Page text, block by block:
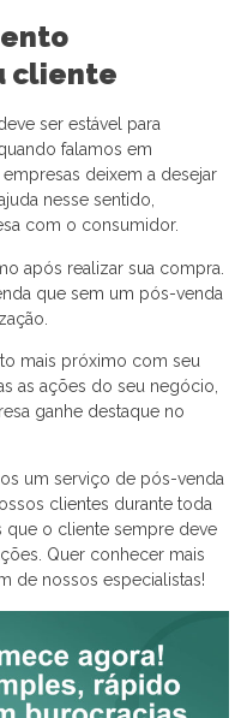
cliente
ser estável para
falamos em
deixem a desejar
nesse sentido,
com o consumidor.
após realizar sua compra.
que sem um pós-venda
mais próximo com seu
as ações do seu negócio,
ganhe destaque no
um serviço de pós-venda
clientes durante toda
que o cliente sempre deve
Quer conhecer mais
de nossos especialistas!